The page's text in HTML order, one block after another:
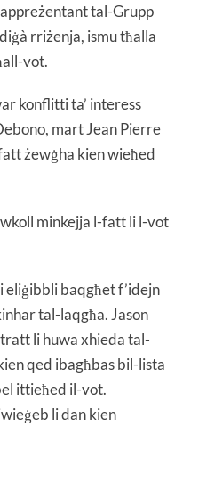
tal-Grupp
rriżenja, ismu tħalla
vot.
konflitti ta’ interess
mart Jean Pierre
żewġha kien wieħed
minkejja l-fatt li l-vot
baqgħet f’idejn
tal-laqgħa. Jason
li huwa xhieda tal-
qed ibagħbas bil-lista
ittieħed il-vot.
li dan kien